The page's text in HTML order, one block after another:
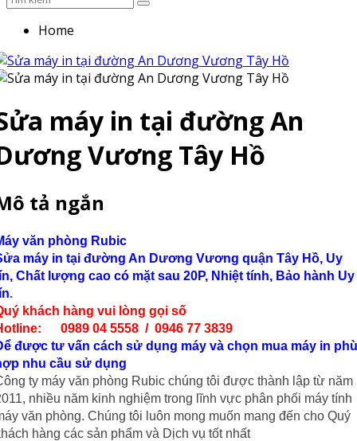
Home
máy in tại đường An
Vương Tây Hồ
tả ngắn
văn phòng Rubic
máy in tại đường An Dương Vương quận Tây Hồ, Uy
Chất lượng cao có mặt sau 20P, Nhiệt tính, Bảo hành Uy
.
khách hàng vui lòng gọi số
0989 04 5558 / 0946 77 3839
được tư vấn cách sử dụng máy và chọn mua máy in phù
nhu cầu sử dụng
ty máy văn phòng Rubic chúng tôi được thành lập từ năm
nhiều năm kinh nghiệm trong lĩnh vực phân phối máy tính
văn phòng. Chúng tôi luôn mong muốn mang đến cho Quý
hàng các sản phẩm và Dịch vụ tốt nhất